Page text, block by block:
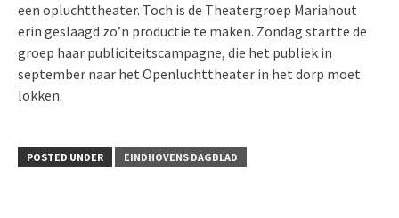
een opluchttheater. Toch is de Theatergroep Mariahout
erin geslaagd zo’n productie te maken. Zondag startte de
groep haar publiciteitscampagne, die het publiek in
september naar het Openluchttheater in het dorp moet
lokken.
POSTED UNDER EINDHOVENS DAGBLAD